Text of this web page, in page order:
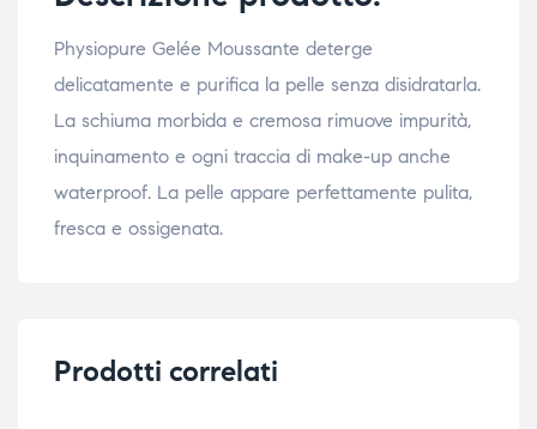
Physiopure Gelée Moussante deterge
delicatamente e purifica la pelle senza disidratarla.
La schiuma morbida e cremosa rimuove impurità,
inquinamento e ogni traccia di make-up anche
waterproof. La pelle appare perfettamente pulita,
fresca e ossigenata.
Prodotti correlati